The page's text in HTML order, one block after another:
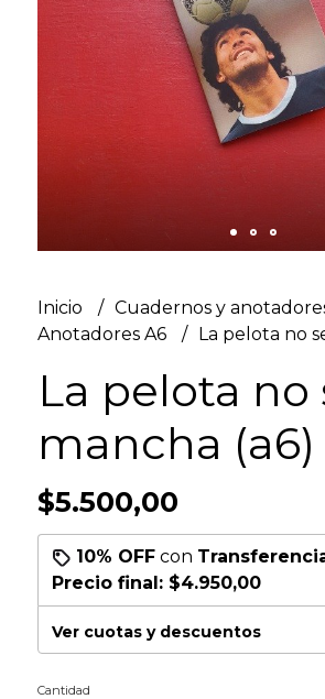
Inicio
Cuadernos y
Anotadores A6
La pelota no
La pelota no
mancha (a6)
$5.500,00
10% OFFcon
Precio final: $4.950,00
Ver cuotas y descuentos
Cantidad